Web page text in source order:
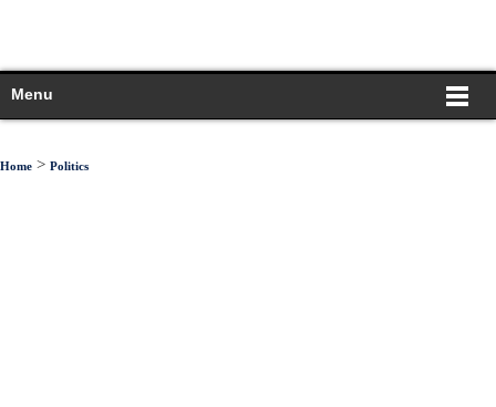
Menu
Home > Politics